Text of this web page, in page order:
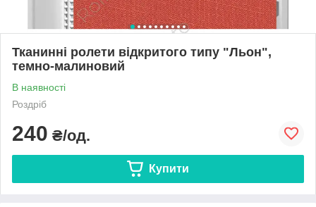
Тканинні ролети відкритого типу "Льон",
темно-малиновий
В наявності
Роздріб
240 ₴/од.
Купити